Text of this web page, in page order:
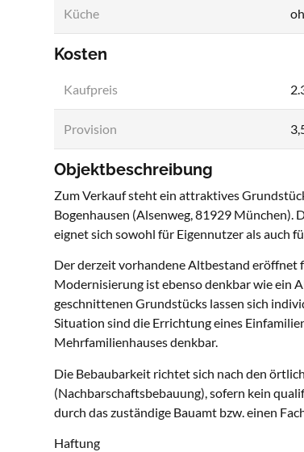
Küche
Kosten
Kaufpreis
Provision
Objektbeschreibung
Zum Verkauf steht ein attraktives
Bogenhausen (Alsenweg, 81929
eignet sich sowohl für Eigennutzer als auch
Der derzeit vorhandene Altbestand eröffnet
Modernisierung ist ebenso denkbar wie ein
geschnittenen Grundstücks lassen sich
Situation sind die Errichtung eines
Mehrfamilienhauses denkbar.
Die Bebaubarkeit richtet sich nach den
(Nachbarschaftsbebauung), sofern kein
durch das zuständige Bauamt bzw. einen
Haftung